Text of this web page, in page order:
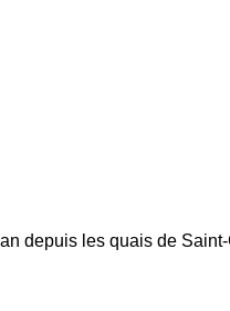
depuis les quais de